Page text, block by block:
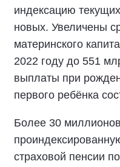
индексацию
новых. Увеличены
материнского
2022 году до 551
выплаты при
первого ребёнка
Более 30
страховой пенсии